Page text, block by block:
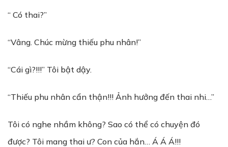
“ Có thai?”
“Vâng. Chúc mừng thiếu phu nhân!”
“Cái gì?!!!” Tôi bật dậy.
“Thiếu phu nhân cẩn thận!!! Ảnh hưởng đến thai nhi…”
Tôi có nghe nhầm không? Sao có thể có chuyện đó
được? Tôi mang thai ư? Con của hắn… Á Á Á!!!